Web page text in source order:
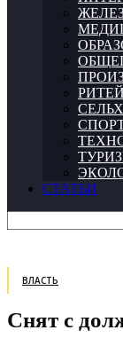
СТАТЬИ
ВЛАСТЬ
Снят с